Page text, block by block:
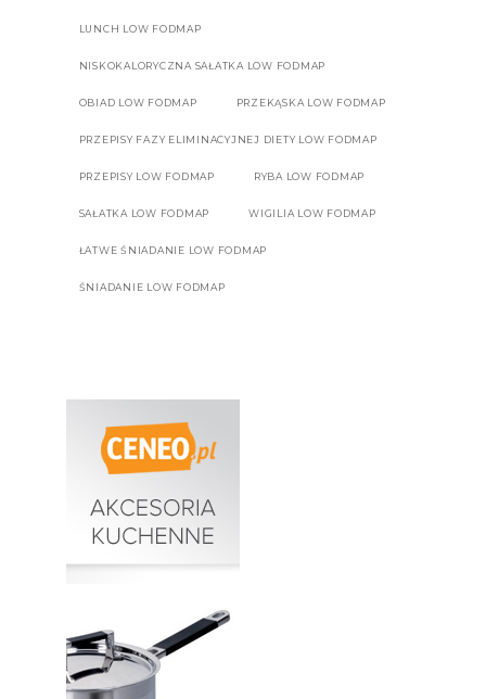
LUNCH LOW FODMAP
NISKOKALORYCZNA SAŁATKA LOW FODMAP
OBIAD LOW FODMAP PRZEKĄSKA LOW FODMAP
PRZEPISY FAZY ELIMINACYJNEJ DIETY LOW FODMAP
PRZEPISY LOW FODMAP RYBA LOW FODMAP
SAŁATKA LOW FODMAP WIGILIA LOW FODMAP
ŁATWE ŚNIADANIE LOW FODMAP
ŚNIADANIE LOW FODMAP